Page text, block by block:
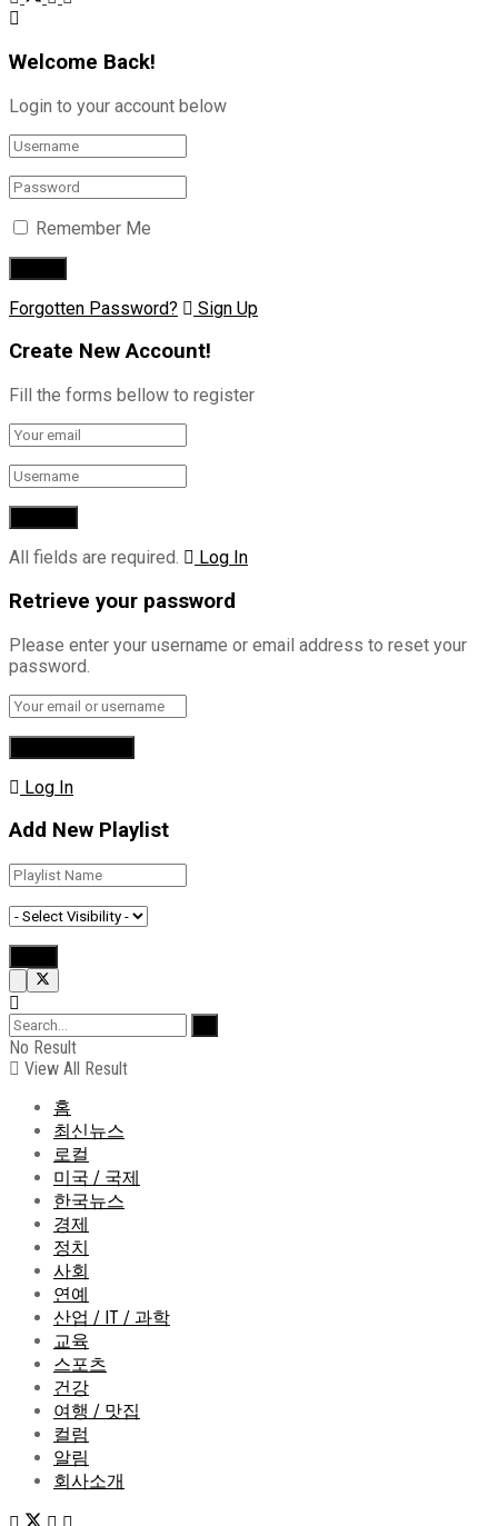
Welcome Back!
Login to your account below
Remember Me
Forgotten Password? Sign Up
Create New Account!
Fill the forms bellow to register
All fields are required. Log In
Retrieve your password
Please enter your username or email address to reset your
password.
Log In
Add New Playlist
No Result
View All Result
홈
최신뉴스
로컬
미국 / 국제
한국뉴스
경제
정치
사회
연예
산업 / IT / 과학
교육
스포츠
건강
여행 / 맛집
컬럼
알림
회사소개